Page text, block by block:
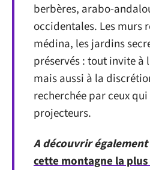
berbères, arabo-
occidentales. Les murs
médina, les jardins
préservés : tout invite à
mais aussi à la
recherchée par ceux
projecteurs.
A découvrir
cette montagne la